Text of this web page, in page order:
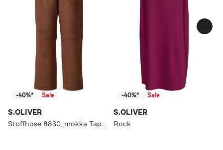
-40%* Sale
S.OLIVER
Stoffhose 8830_mokka Tapered
-40%* Sale
S.OLIVER
Rock